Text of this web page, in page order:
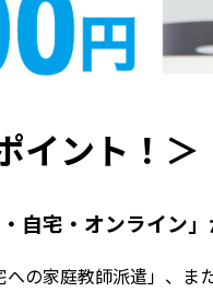
イント！＞
自宅・オンライン
への家庭教師派遣」、